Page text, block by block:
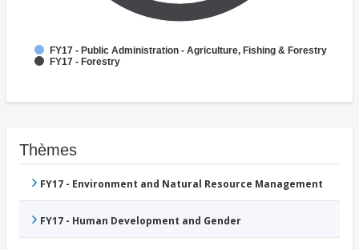
FY17 - Public Administration - Agriculture, Fishing & Forestry
FY17 - Forestry
Thèmes
FY17 - Environment and Natural Resource Management
FY17 - Human Development and Gender